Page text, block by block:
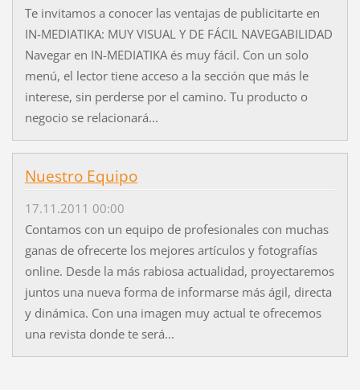
Te invitamos a conocer las ventajas de publicitarte en
IN-MEDIATIKA: MUY VISUAL Y DE FÁCIL NAVEGABILIDAD
Navegar en IN-MEDIATIKA és muy fácil. Con un solo
menú, el lector tiene acceso a la sección que más le
interese, sin perderse por el camino. Tu producto o
negocio se relacionará...
Nuestro Equipo
17.11.2011 00:00
Contamos con un equipo de profesionales con muchas
ganas de ofrecerte los mejores artículos y fotografías
online. Desde la más rabiosa actualidad, proyectaremos
juntos una nueva forma de informarse más ágil, directa
y dinámica. Con una imagen muy actual te ofrecemos
una revista donde te será...